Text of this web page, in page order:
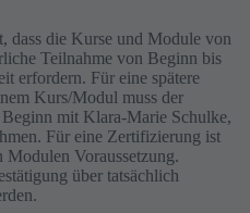
dass die Kurse und Module von
Teilnahme von Beginn bis
erfordern. Für eine spätere
Kurs/Modul muss der
mit Klara-Marie Schulke,
Für eine Zertifizierung ist
Modulen Voraussetzung.
über tatsächlich